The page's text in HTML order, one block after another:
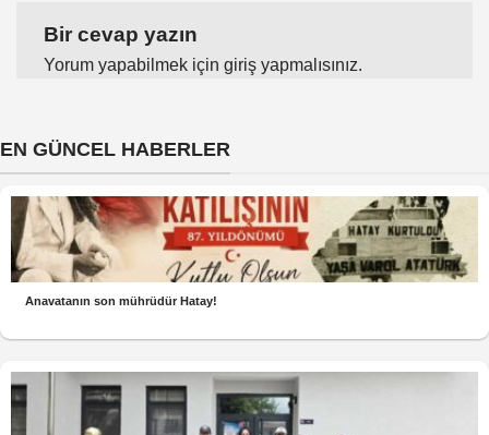
Bir cevap yazın
Yorum yapabilmek için giriş yapmalısınız.
EN GÜNCEL HABERLER
Anavatanın son mührüdür Hatay!